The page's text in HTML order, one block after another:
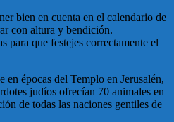
bien en cuenta en el calendario de
con altura y bendición.
para que festejes correctamente el
en épocas del Templo en Jerusalén,
judíos ofrecían 70 animales en
de todas las naciones gentiles de